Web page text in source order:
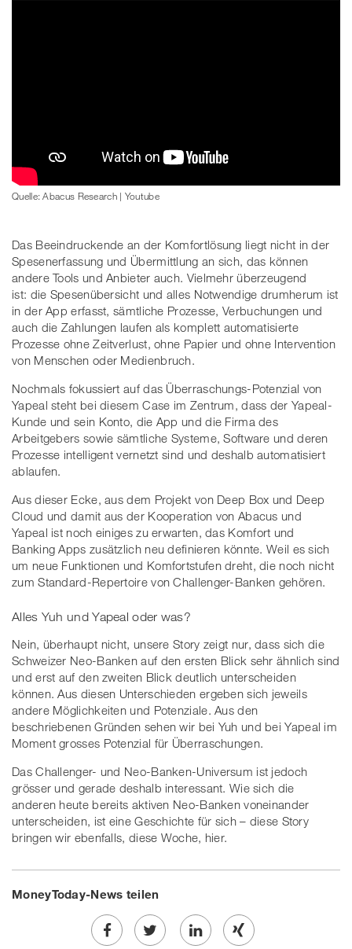
Quelle: Abacus Research | Youtube
Das Beeindruckende an der Komfortlösung liegt nicht in der
Spesenerfassung und Übermittlung an sich, das können
andere Tools und Anbieter auch. Vielmehr überzeugend
ist: die Spesenübersicht und alles Notwendige drumherum ist
in der App erfasst, sämtliche Prozesse, Verbuchungen und
auch die Zahlungen laufen als komplett automatisierte
Prozesse ohne Zeitverlust, ohne Papier und ohne Intervention
von Menschen oder Medienbruch.
Nochmals fokussiert auf das Überraschungs-Potenzial von
Yapeal steht bei diesem Case im Zentrum, dass der Yapeal-
Kunde und sein Konto, die App und die Firma des
Arbeitgebers sowie sämtliche Systeme, Software und deren
Prozesse intelligent vernetzt sind und deshalb automatisiert
ablaufen.
Aus dieser Ecke, aus dem Projekt von Deep Box und Deep
Cloud und damit aus der Kooperation von Abacus und
Yapeal ist noch einiges zu erwarten, das Komfort und
Banking Apps zusätzlich neu definieren könnte. Weil es sich
um neue Funktionen und Komfortstufen dreht, die noch nicht
zum Standard-Repertoire von Challenger-Banken gehören.
Alles Yuh und Yapeal oder was?
Nein, überhaupt nicht, unsere Story zeigt nur, dass sich die
Schweizer Neo-Banken auf den ersten Blick sehr ähnlich sind
und erst auf den zweiten Blick deutlich unterscheiden
können. Aus diesen Unterschieden ergeben sich jeweils
andere Möglichkeiten und Potenziale. Aus den
beschriebenen Gründen sehen wir bei Yuh und bei Yapeal im
Moment grosses Potenzial für Überraschungen.
Das Challenger- und Neo-Banken-Universum ist jedoch
grösser und gerade deshalb interessant. Wie sich die
anderen heute bereits aktiven Neo-Banken voneinander
unterscheiden, ist eine Geschichte für sich – diese Story
bringen wir ebenfalls, diese Woche, hier.
MoneyToday-News teilen